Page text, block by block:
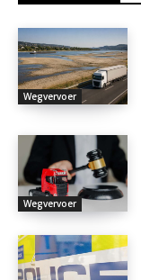
Wegvervoer
Wegvervoer